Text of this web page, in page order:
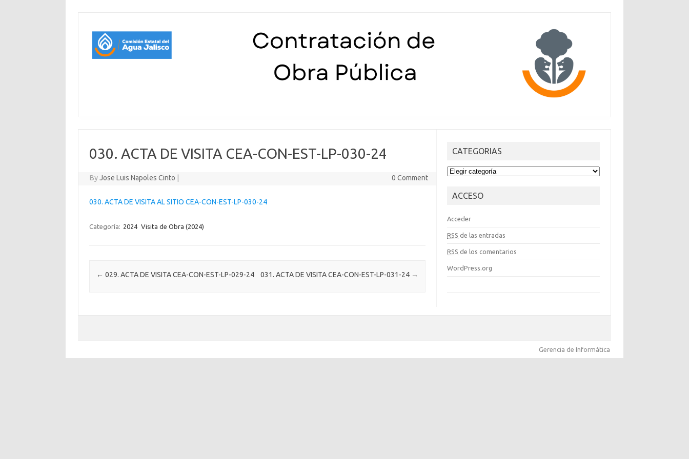
030. ACTA DE VISITA CEA-CON-EST-LP-030-24
ByJose Luis Napoles Cinto 0 Comment
030. ACTA DE VISITA AL SITIO CEA-CON-EST-LP-030-24
Categoría: 2024 Visita de Obra (2024)
Post navigation
← 029. ACTA DE VISITA CEA-CON-EST-LP-029-24 031. ACTA DE VISITA CEA-CON-EST-LP-031-24 →
CATEGORIAS
CATEGORIAS
ACCESO
Acceder
RSS de las entradas
RSS de los comentarios
WordPress.org
Gerencia de Informática